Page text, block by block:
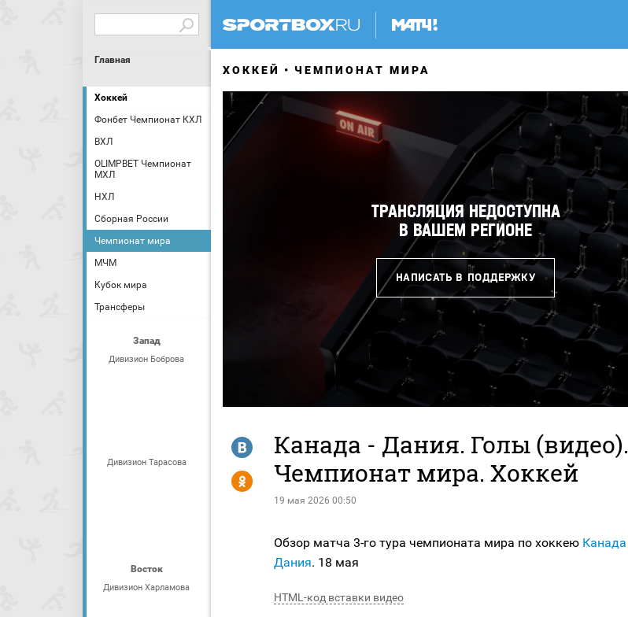
Главная
Хоккей
Фонбет Чемпионат КХЛ
ВХЛ
OLIMPBET Чемпионат
МХЛ
НХЛ
Сборная России
Чемпионат мира
МЧМ
Кубок мира
Трансферы
Запад
Дивизион Боброва
Дивизион Тарасова
Восток
Дивизион Харламова
ХОККЕЙ ЧЕМПИОНАТ МИРА
Канада - Дания. Голы (видео).
Чемпионат мира. Хоккей
19 мая 2026 00:50
R
Y
Обзор матча 3-го тура чемпионата мира по хоккею Канада
Дания. 18 мая
HTML-код вставки видео